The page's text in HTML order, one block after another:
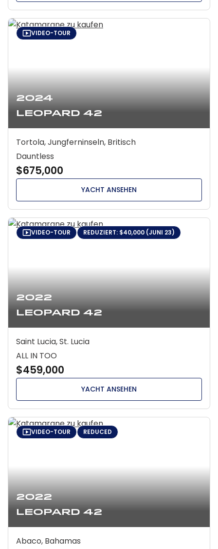
2024
Leopard 42
VIDEO-TOUR
Tortola, Jungferninseln, Britisch
Dauntless
$675,000
YACHT ANSEHEN
2022
Leopard 42
VIDEO-TOUR REDUZIERT: $40,000 (JUNI 23)
Saint Lucia, St. Lucia
ALL IN TOO
$459,000
YACHT ANSEHEN
2022
Leopard 42
VIDEO-TOUR REDUCED
Abaco, Bahamas